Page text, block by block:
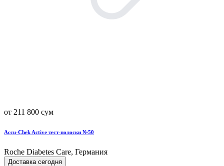
от 211 800 сум
Accu-Chek Active тест-полоски №50
Roche Diabetes Care, Германия
Доставка сегодня